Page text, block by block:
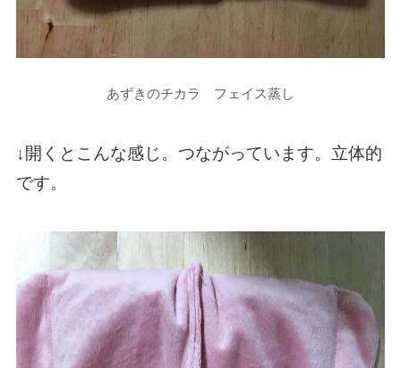
あずきのチカラ フェイス蒸し
↓開くとこんな感じ。つながっています。立体的
です。